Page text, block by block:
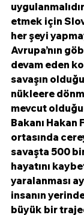
etmek için
her şeyi
Avrupa’nın
devam eden
savaşın
nükleere
mevcut
Bakanı Hakan
ortasında
savaşta 500
hayatını
yaralanması
insanın
büyük bir